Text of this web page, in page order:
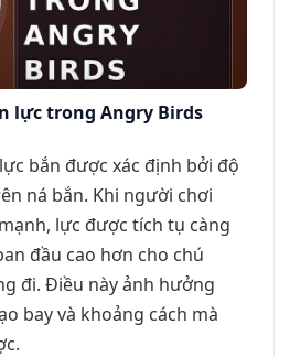
lực trong Angry Birds
bắn được xác định bởi độ
ná bắn. Khi người chơi
lực được tích tụ càng
đầu cao hơn cho chú
đi. Điều này ảnh hưởng
bay và khoảng cách mà